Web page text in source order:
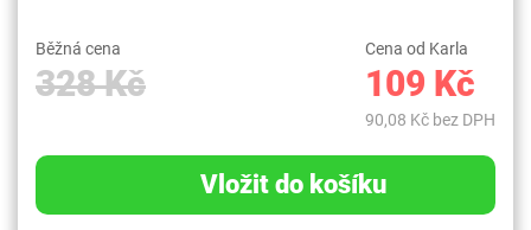
Běžná cena
328 Kč
Cena od Karla
109 Kč
90,08 Kč bez DPH
Vložit do košíku